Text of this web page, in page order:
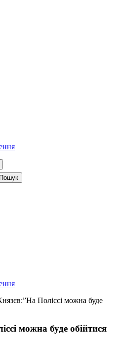
Поліссі можна буде
можна буде обійтися